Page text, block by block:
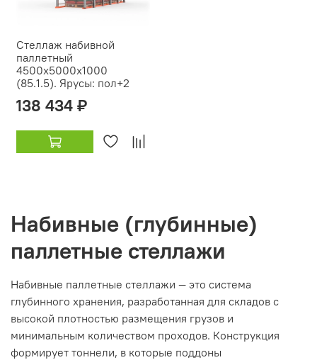
Стеллаж набивной
паллетный
4500х5000х1000
(85.1.5). Ярусы: пол+2
138 434 ₽
Набивные (глубинные)
паллетные стеллажи
Набивные паллетные стеллажи — это система
глубинного хранения, разработанная для складов с
высокой плотностью размещения грузов и
минимальным количеством проходов. Конструкция
формирует тоннели, в которые поддоны